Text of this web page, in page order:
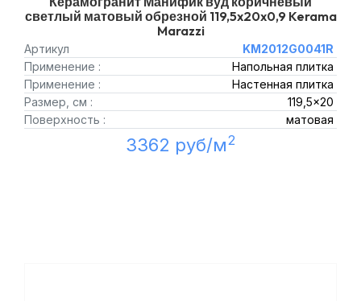
светлый матовый обрезной 119,5x20x0,9 Kerama
Marazzi
Артикул
KM2012G0041R
Применение :
Напольная плитка
Применение :
Настенная плитка
Размер, см :
119,5x20
Поверхность :
матовая
3362 руб/м2